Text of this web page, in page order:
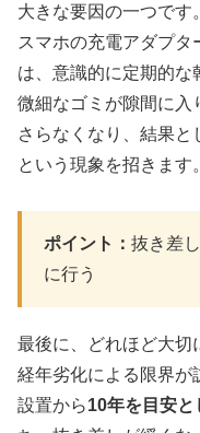
大きな要因の一つです。
スマホの充電アダプ
は、意識的に定期的な
微細なゴミが隙間に入
さらなくなり、結果と
という現象を招きます。
ポイント： 抜き差
に行う
最後に、どれほど大切
経年劣化による限界が
設置から10年を目安